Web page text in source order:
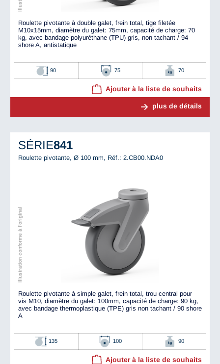
Roulette pivotante à double galet, frein total, tige filetée
M10x15mm, diamètre du galet: 75mm, capacité de charge: 70
kg, avec bandage polyuréthane (TPU) gris, non tachant / 94
shore A, antistatique
90 75 70
Ajouter à la liste de souhaits
plus de détails
SÉRIE841
Roulette pivotante, Ø 100 mm, Réf.: 2.CB00.NDA0
Illustration conforme à l'original
Roulette pivotante à simple galet, frein total, trou central pour
vis M10, diamètre du galet: 100mm, capacité de charge: 90 kg,
avec bandage thermoplastique (TPE) gris non tachant / 90 shore
A
135 100 90
Ajouter à la liste de souhaits